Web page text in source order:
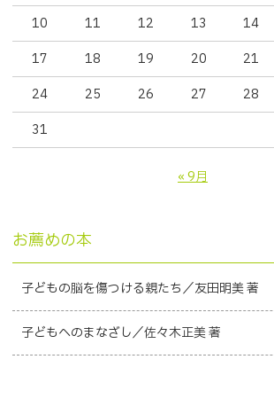
10
11 12 13 14
17
18 19 20 21
24
25 26 27 28
31
« 9月
お薦めの本
子どもの脳を傷つける親たち／友田明美 著
子どもへのまなざし／佐々木正美 著